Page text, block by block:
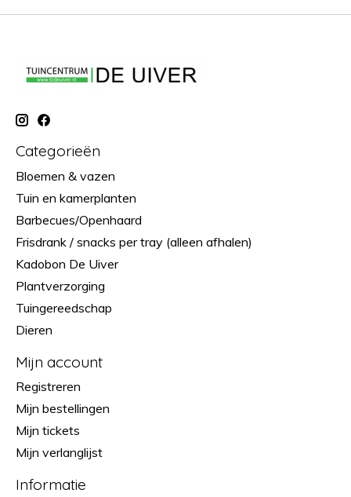
Categorieën
Bloemen & vazen
Tuin en kamerplanten
Barbecues/Openhaard
Frisdrank / snacks per tray (alleen afhalen)
Kadobon De Uiver
Plantverzorging
Tuingereedschap
Dieren
Mijn account
Registreren
Mijn bestellingen
Mijn tickets
Mijn verlanglijst
Informatie